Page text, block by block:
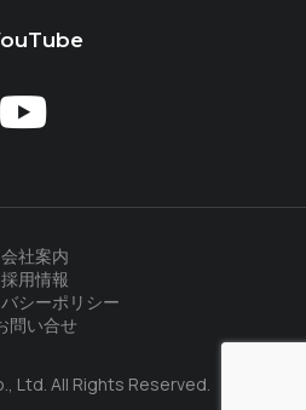
Ltd. All Rights Reserved.
会社案内
採用情報
シーポリシー
問い合せ